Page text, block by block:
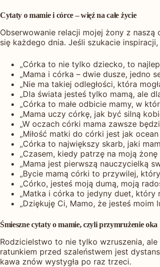
Cytaty o mamie i córce – więź na całe życie
Obserwowanie relacji mojej żony z
się każdego dnia. Jeśli szukacie
„Córka to nie tylko dziecko, to
„Mama i córka – dwie dusze, jedno
„Nie ma takiej odległości, która
„Dla świata jesteś tylko mamą, ale
„Córka to małe odbicie mamy, w
„Mama uczy córkę, jak być silną
„W oczach córki mama zawsze
„Miłość matki do córki jest jak
„Córka to największy skarb, jaki
„Czasem, kiedy patrzę na moją
„Mama jest pierwszą nauczycielką
„Bycie mamą córki to przywilej,
„Córko, jesteś moją dumą, moją
„Matka i córka to jedyny duet, który
„Dziękuję Ci, Mamo, że jesteś
Śmieszne cytaty o mamie, czyli przymrużenie oka
Rodzicielstwo to nie tylko wzruszenia,
ratunkiem przed szaleństwem jest
kawa znów wystygła po raz trzeci.